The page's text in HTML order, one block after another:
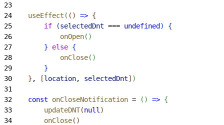
23
24
    useEffect
( ( ) => {
25
        if
(selectedDnt === undefined )
{
26
            onOpen
( )
27
} else {
28
            onClose
( )
29
}
30
} , [location, selectedDnt] )
31
32
    const
onCloseNotification = ( ) => {
33
        updateDNT
(null )
34
        onClose
( )